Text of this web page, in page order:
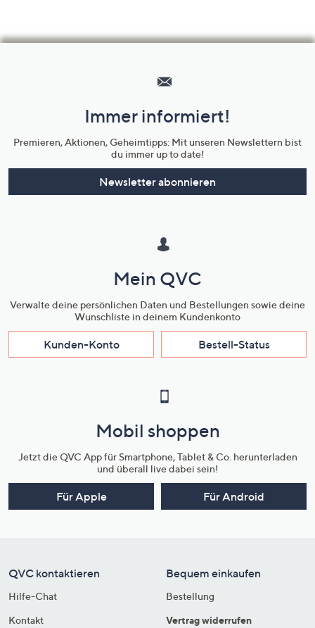
Unternehmensinformationen
Immer informiert!
Premieren, Aktionen, Geheimtipps: Mit unseren Newslettern bist
du immer up to date!
Newsletter abonnieren
Mein QVC
Verwalte deine persönlichen Daten und Bestellungen sowie deine
Wunschliste in deinem Kundenkonto
Kunden-Konto Bestell-Status
Mobil shoppen
Jetzt die QVC App für Smartphone, Tablet & Co. herunterladen
und überall live dabei sein!
Für Apple Für Android
QVC kontaktieren
Hilfe-Chat
Kontakt
Bequem einkaufen
Bestellung
Vertrag widerrufen